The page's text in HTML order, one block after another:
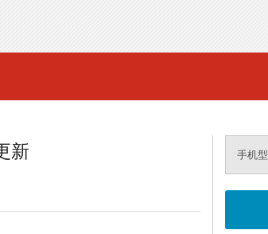
新 手机